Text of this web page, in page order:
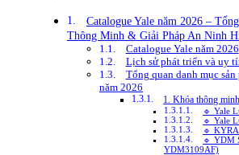
Catalogue Yale năm 2026 –
Thông Minh & Giải Pháp An Ninh
Catalogue Yale năm 2026
Lịch sử phát triển và uy
Tổng quan danh mục
năm 2026
1. Khóa thông
🔹 Yale
🔹 Yale
🔹
🔹 YDM
YDM3109AF)